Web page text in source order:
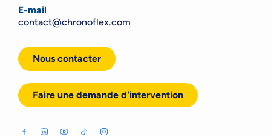
E-mail
contact@chronoflex.com
Nous contacter
Faire une demande d'intervention